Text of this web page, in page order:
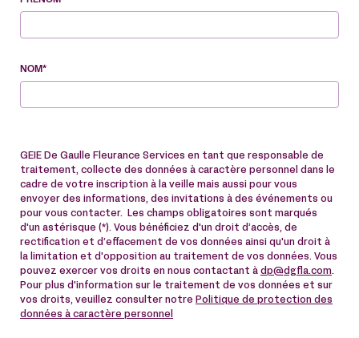
NOM*
GEIE De Gaulle Fleurance Services en tant que responsable de
traitement, collecte des données à caractère personnel dans le
cadre de votre inscription à la veille mais aussi pour vous
envoyer des informations, des invitations à des événements ou
pour vous contacter. Les champs obligatoires sont marqués
d'un astérisque (*). Vous bénéficiez d'un droit d’accès, de
rectification et d’effacement de vos données ainsi qu'un droit à
la limitation et d'opposition au traitement de vos données. Vous
pouvez exercer vos droits en nous contactant à dp@dgfla.com.
Pour plus d'information sur le traitement de vos données et sur
vos droits, veuillez consulter notre Politique de protection des
données à caractère personnel